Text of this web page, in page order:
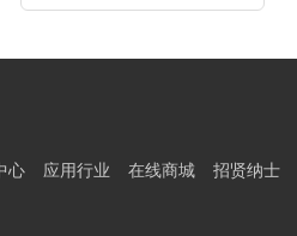
心 应用行业 在线商城 招贤纳士